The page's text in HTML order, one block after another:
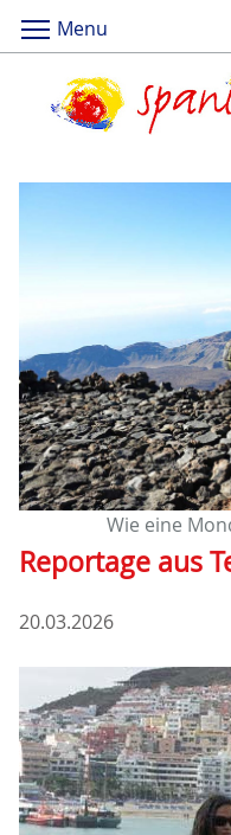
Menu
Wie eine
Reportage aus
20.03.2026